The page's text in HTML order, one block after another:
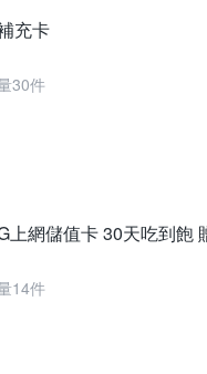
充卡
30件
上網儲值卡 30天吃到飽
14件